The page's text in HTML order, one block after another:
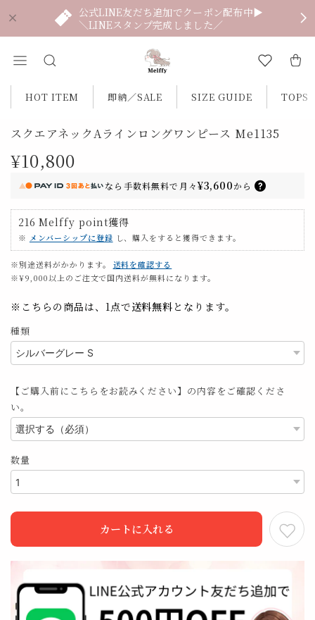
公式LINE友だち追加でクーポン配布中▶
＼LINEスタンプ完成しました／
HOT ITEM 即納／SALE SIZE GUIDE TOPS
スクエアネックAラインロングワンピース Me1135
¥10,800
なら 手数料無料で 月々¥3,600から
216 Melffy point獲得
※ メンバーシップに登録 し、購入をすると獲得できます。
※別途送料がかかります。
送料を確認する
※¥9,000以上のご注文で国内送料が無料になります。
※こちらの商品は、1点で送料無料 となります。
種類
【ご購入前にこちらをお読みください】の内容をご確認くださ
い。
数量
カートに入れる